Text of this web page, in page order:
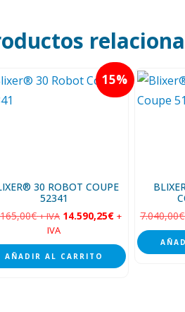
15
30 ROBOT COUPE
52341
€ + IVA 14.590,25€ +
IVA
AÑADIR AL CARRITO
7.040,00€